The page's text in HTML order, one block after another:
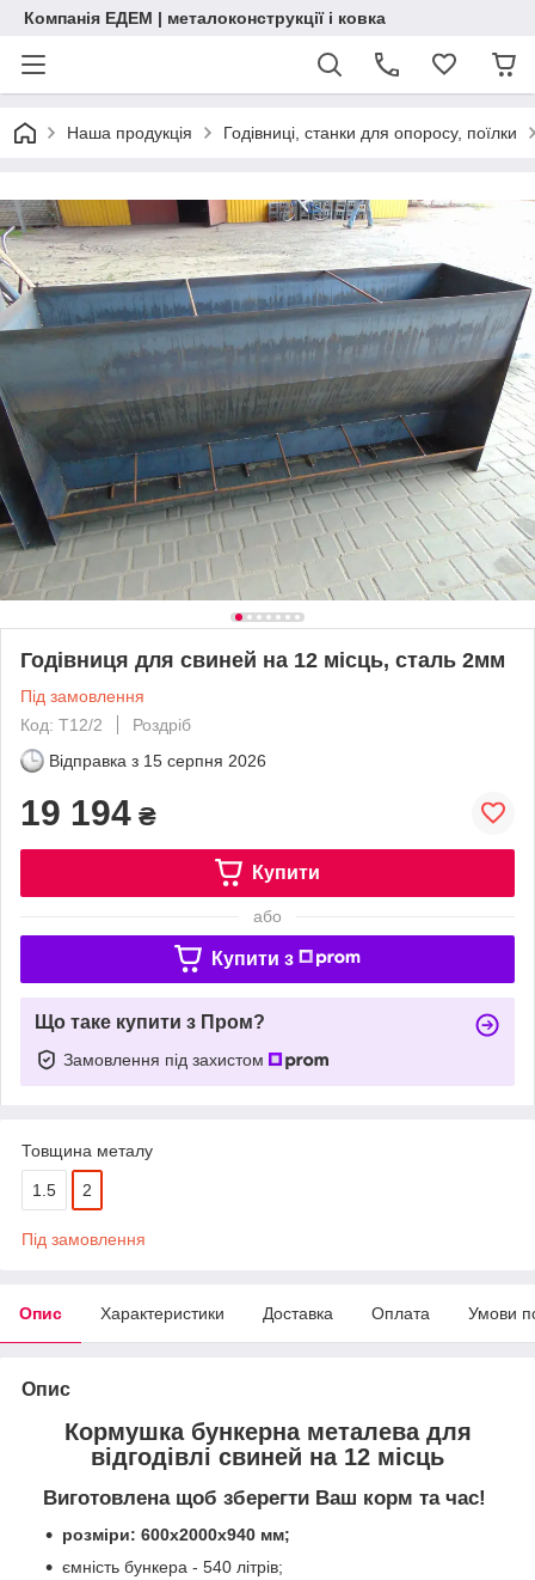
Компанія ЕДЕМ | металоконструкції і ковка
Наша продукція Годівниці, станки для опоросу, поїлки
Годівниця для свиней на 12 місць, сталь 2мм
Під замовлення
Код: Т12/2
Роздріб
Відправка з 15 серпня 2026
19 194 ₴
Купити
або
Купити з
Що таке купити з Пром?
Замовлення під захистом
Товщина металу
1.5 2
Під замовлення
Опис Характеристики Доставка Оплата Умови
Опис
Кормушка бункерна металева для
відгодівлі свиней на 12 місць
Виготовлена щоб зберегти Ваш корм та час!
розміри: 600х2000х940 мм;
ємність бункера - 540 літрів;